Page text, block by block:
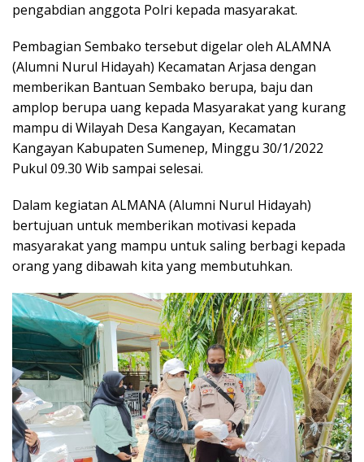
pengabdian anggota Polri kepada masyarakat.
Pembagian Sembako tersebut digelar oleh ALAMNA
(Alumni Nurul Hidayah) Kecamatan Arjasa dengan
memberikan Bantuan Sembako berupa, baju dan
amplop berupa uang kepada Masyarakat yang kurang
mampu di Wilayah Desa Kangayan, Kecamatan
Kangayan Kabupaten Sumenep, Minggu 30/1/2022
Pukul 09.30 Wib sampai selesai.
Dalam kegiatan ALMANA (Alumni Nurul Hidayah)
bertujuan untuk memberikan motivasi kepada
masyarakat yang mampu untuk saling berbagi kepada
orang yang dibawah kita yang membutuhkan.